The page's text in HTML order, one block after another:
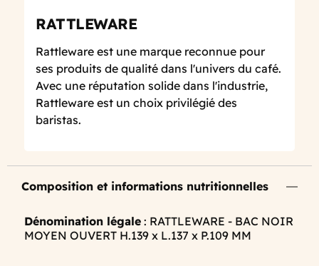
RATTLEWARE
Rattleware est une marque reconnue pour
ses produits de qualité dans l'univers du café.
Avec une réputation solide dans l'industrie,
Rattleware est un choix privilégié des
baristas.
Composition et informations nutritionnelles
Dénomination légale : RATTLEWARE - BAC NOIR
MOYEN OUVERT H.139 x L.137 x P.109 MM